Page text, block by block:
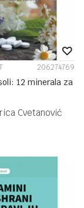
206274769
12 minerala za
Cvetanović